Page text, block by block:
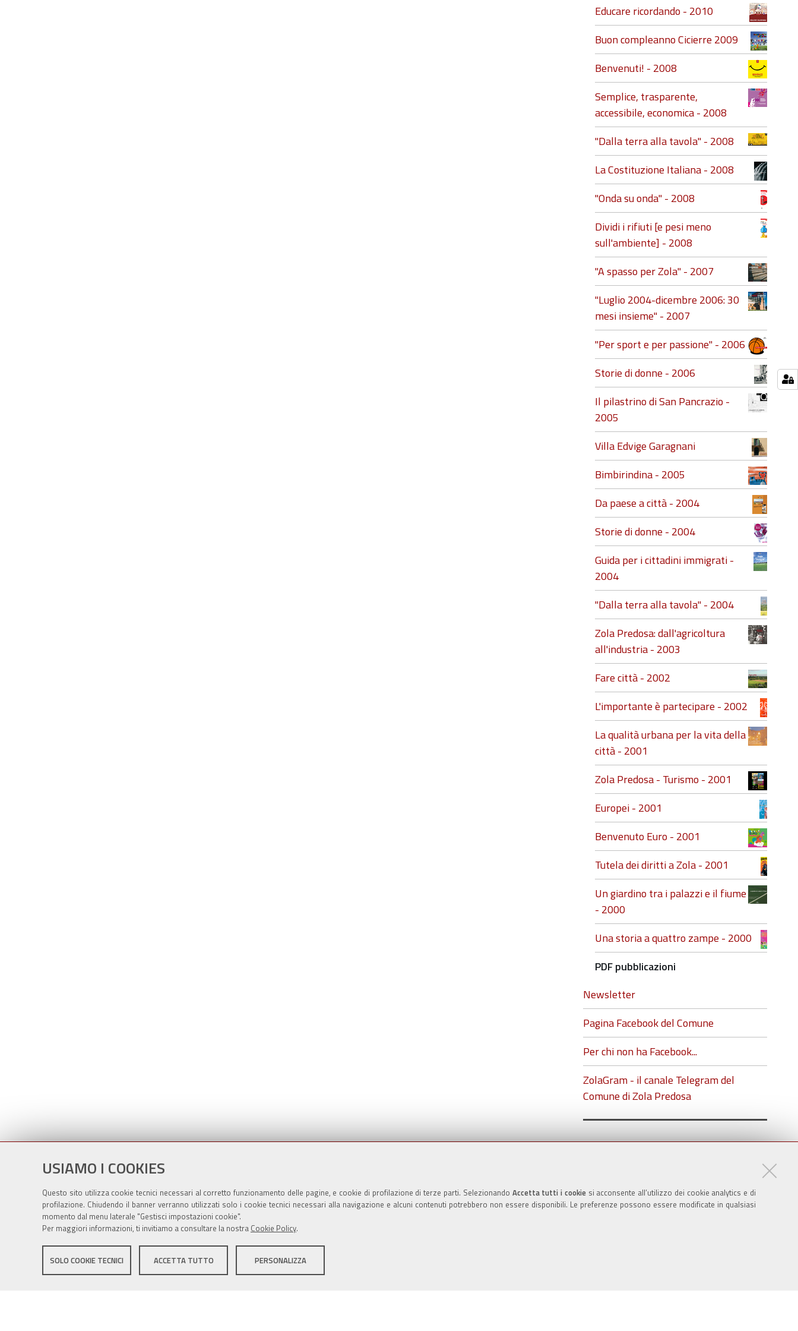
USIAMO I COOKIES
Questo sito utilizza cookie tecnici necessari al corretto funzionamento delle pagine, e cookie di profilazione di terze parti. Selezionando Accetta tutti i cookiesi acconsente all’utilizzo dei cookie analytics e di
profilazione. Chiudendo il banner verranno utilizzati solo i cookie tecnici necessari alla navigazione e alcuni contenuti potrebbero non essere disponibili. Le preferenze possono essere modificate in qualsiasi
momento dal menu laterale "Gestisci impostazioni cookie".
Per maggiori informazioni, ti invitiamo a consultare la nostra Cookie Policy.
SOLO COOKIE TECNICI ACCETTA TUTTO PERSONALIZZA
Educare ricordando - 2010
Buon compleanno Cicierre 2009
Benvenuti! - 2008
Semplice, trasparente,
accessibile, economica - 2008
"Dalla terra alla tavola" - 2008
La Costituzione Italiana - 2008
"Onda su onda" - 2008
Dividi i rifiuti [e pesi meno
sull'ambiente] - 2008
"A spasso per Zola" - 2007
"Luglio 2004-dicembre 2006: 30
mesi insieme" - 2007
"Per sport e per passione" - 2006
Storie di donne - 2006
Il pilastrino di San Pancrazio -
2005
Villa Edvige Garagnani
Bimbirindina - 2005
Da paese a città - 2004
Storie di donne - 2004
Guida per i cittadini immigrati -
2004
"Dalla terra alla tavola" - 2004
Zola Predosa: dall'agricoltura
all'industria - 2003
Fare città - 2002
L'importante è partecipare - 2002
La qualità urbana per la vita della
città - 2001
Zola Predosa - Turismo - 2001
Europei - 2001
Benvenuto Euro - 2001
Tutela dei diritti a Zola - 2001
Un giardino tra i palazzi e il fiume
- 2000
Una storia a quattro zampe - 2000
PDF pubblicazioni
Newsletter
Pagina Facebook del Comune
Per chi non ha Facebook...
ZolaGram - il canale Telegram del
Comune di Zola Predosa
Sito istituzionale Comune di Zola Predosa